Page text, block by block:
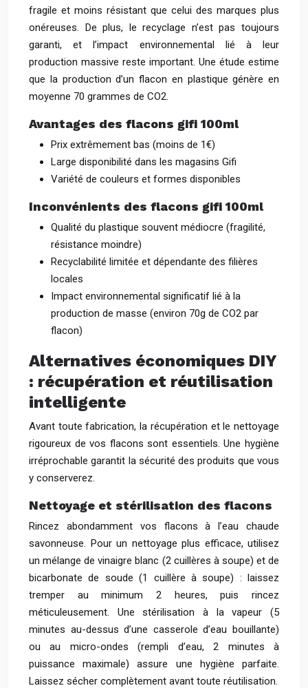
fragile et moins résistant que celui des marques plus
onéreuses. De plus, le recyclage n’est pas toujours
garanti, et l’impact environnemental lié à leur
production massive reste important. Une étude estime
que la production d’un flacon en plastique génère en
moyenne 70 grammes de CO2.
Avantages des flacons gifi 100ml
Prix extrêmement bas (moins de 1€)
Large disponibilité dans les magasins Gifi
Variété de couleurs et formes disponibles
Inconvénients des flacons gifi 100ml
Qualité du plastique souvent médiocre (fragilité,
résistance moindre)
Recyclabilité limitée et dépendante des filières
locales
Impact environnemental significatif lié à la
production de masse (environ 70g de CO2 par
flacon)
Alternatives économiques DIY
: récupération et réutilisation
intelligente
Avant toute fabrication, la récupération et le nettoyage
rigoureux de vos flacons sont essentiels. Une hygiène
irréprochable garantit la sécurité des produits que vous
y conserverez.
Nettoyage et stérilisation des flacons
Rincez abondamment vos flacons à l’eau chaude
savonneuse. Pour un nettoyage plus efficace, utilisez
un mélange de vinaigre blanc (2 cuillères à soupe) et de
bicarbonate de soude (1 cuillère à soupe) : laissez
tremper au minimum 2 heures, puis rincez
méticuleusement. Une stérilisation à la vapeur (5
minutes au-dessus d’une casserole d’eau bouillante)
ou au micro-ondes (rempli d’eau, 2 minutes à
puissance maximale) assure une hygiène parfaite.
Laissez sécher complètement avant toute réutilisation.